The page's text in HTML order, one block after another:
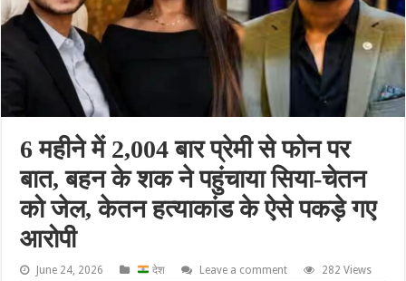
6 महीने में 2,004 बार प्रेमी से फोन पर
बात, बहन के शक ने पहुंचाया सिया-चेतन
को जेल, केतन हत्याकांड के ऐसे पकड़े गए
आरोपी
June 24, 2026 देश Leave a comment 282 Views